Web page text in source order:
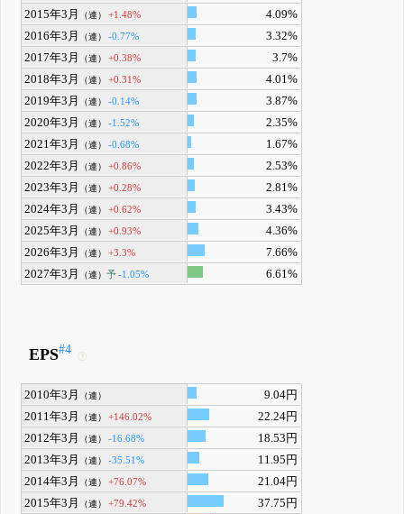
2015年3月
（連） +1.48%
4.09%
2016年3月
（連） -0.77%
3.32%
2017年3月
（連） +0.38%
3.7%
2018年3月
（連） +0.31%
4.01%
2019年3月
（連） -0.14%
3.87%
2020年3月
（連） -1.52%
2.35%
2021年3月
（連） -0.68%
1.67%
2022年3月
（連） +0.86%
2.53%
2023年3月
（連） +0.28%
2.81%
2024年3月
（連） +0.62%
3.43%
2025年3月
（連） +0.93%
4.36%
2026年3月
（連） +3.3%
7.66%
2027年3月
（連）予-1.05% 6.61%
EPS#4
2010年3月 （連）
9.04円
2011年3月
（連） +146.02%
22.24円
2012年3月
（連） -16.68%
18.53円
2013年3月
（連） -35.51%
11.95円
2014年3月
（連） +76.07%
21.04円
2015年3月
（連） +79.42%
37.75円